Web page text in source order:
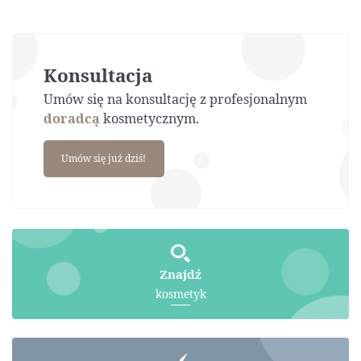
Konsultacja
Umów się na konsultację z profesjonalnym
doradcąkosmetycznym.
Umów się już dziś!
Znajdź
kosmetyk